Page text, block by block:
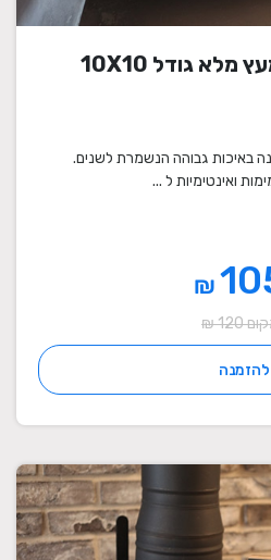
באיכות גבוהה הנשמרת לשנים.
ואינטימיות ל ...
₪
120 ₪
להזמנה